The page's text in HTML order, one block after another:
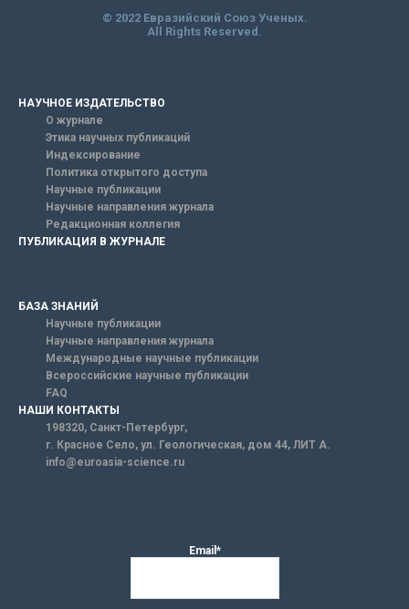
© 2022 Евразийский Союз Ученых.
All Rights Reserved.
НАУЧНОЕ ИЗДАТЕЛЬСТВО
О журнале
Этика научных публикаций
Индексирование
Политика открытого доступа
Научные публикации
Научные направления журнала
Редакционная коллегия
ПУБЛИКАЦИЯ В ЖУРНАЛЕ
БАЗА ЗНАНИЙ
Научные публикации
Научные направления журнала
Международные научные публикации
Всероссийские научные публикации
FAQ
НАШИ КОНТАКТЫ
198320, Санкт-Петербург,
г. Красное Село, ул. Геологическая, дом 44, ЛИТ А.
info@euroasia-science.ru
Email*